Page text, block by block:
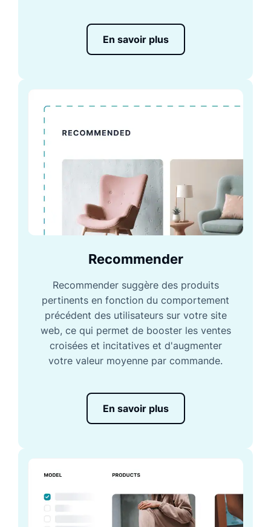
En savoir plus
Recommender
Recommender suggère des produits
pertinents en fonction du comportement
précédent des utilisateurs sur votre site
web, ce qui permet de booster les ventes
croisées et incitatives et d'augmenter
votre valeur moyenne par commande.
En savoir plus